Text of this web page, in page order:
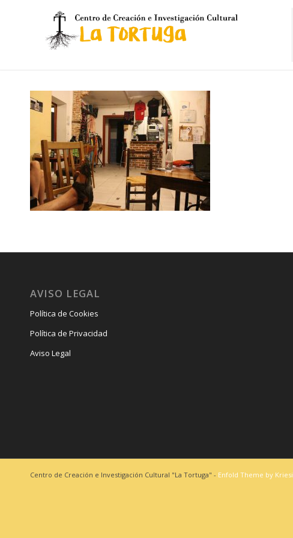
AVISO LEGAL
Política de Cookies
Política de Privacidad
Aviso Legal
Centro de Creación e Investigación Cultural "La Tortuga" - Enfold Theme by Kriesi